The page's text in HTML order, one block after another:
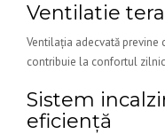
Ventilatie
Ventilația adecvată previne
contribuie la confortul
Sistem
eficiență